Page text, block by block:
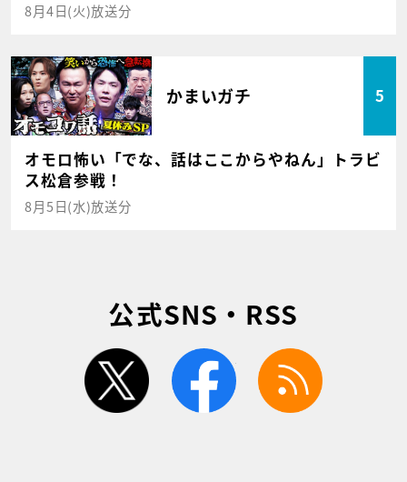
8月4日(火)放送分
かまいガチ 5
オモロ怖い「でな、話はここからやねん」トラビ
ス松倉参戦！
8月5日(水)放送分
公式SNS・RSS
twitter facebook